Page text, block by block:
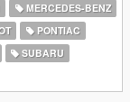
MERCEDES-BENZ
PONTIAC
SUBARU